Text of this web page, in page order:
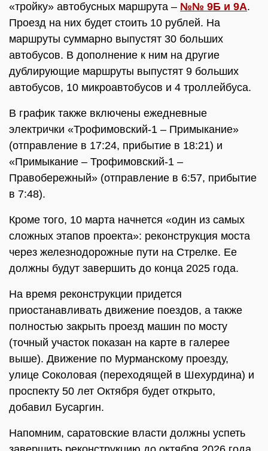
«тройку» автобусных маршрута – №№ 9Б и 9А.
Проезд на них будет стоить 10 рублей. На
маршруты суммарно выпустят 30 больших
автобусов. В дополнение к ним на другие
дублирующие маршруты выпустят 9 больших
автобусов, 10 микроавтобусов и 4 троллейбуса.
В график также включены ежедневные
электрички «Трофимовский-1 – Примыкание»
(отправление в 17:24, прибытие в 18:21) и
«Примыкание – Трофимовский-1 –
Правобережный» (отправление в 6:57, прибытие
в 7:48).
Кроме того, 10 марта начнется «один из самых
сложных этапов проекта»: реконструкция моста
через железнодорожные пути на Стрелке. Ее
должны будут завершить до конца 2025 года.
На время реконструкции придется
приостанавливать движение поездов, а также
полностью закрыть проезд машин по мосту
(точный участок показан на карте в галерее
выше). Движение по Мурманскому проезду,
улице Соколовая (переходящей в Шехурдина) и
проспекту 50 лет Октября будет открыто,
добавил Бусаргин.
Напомним, саратовские власти должны успеть